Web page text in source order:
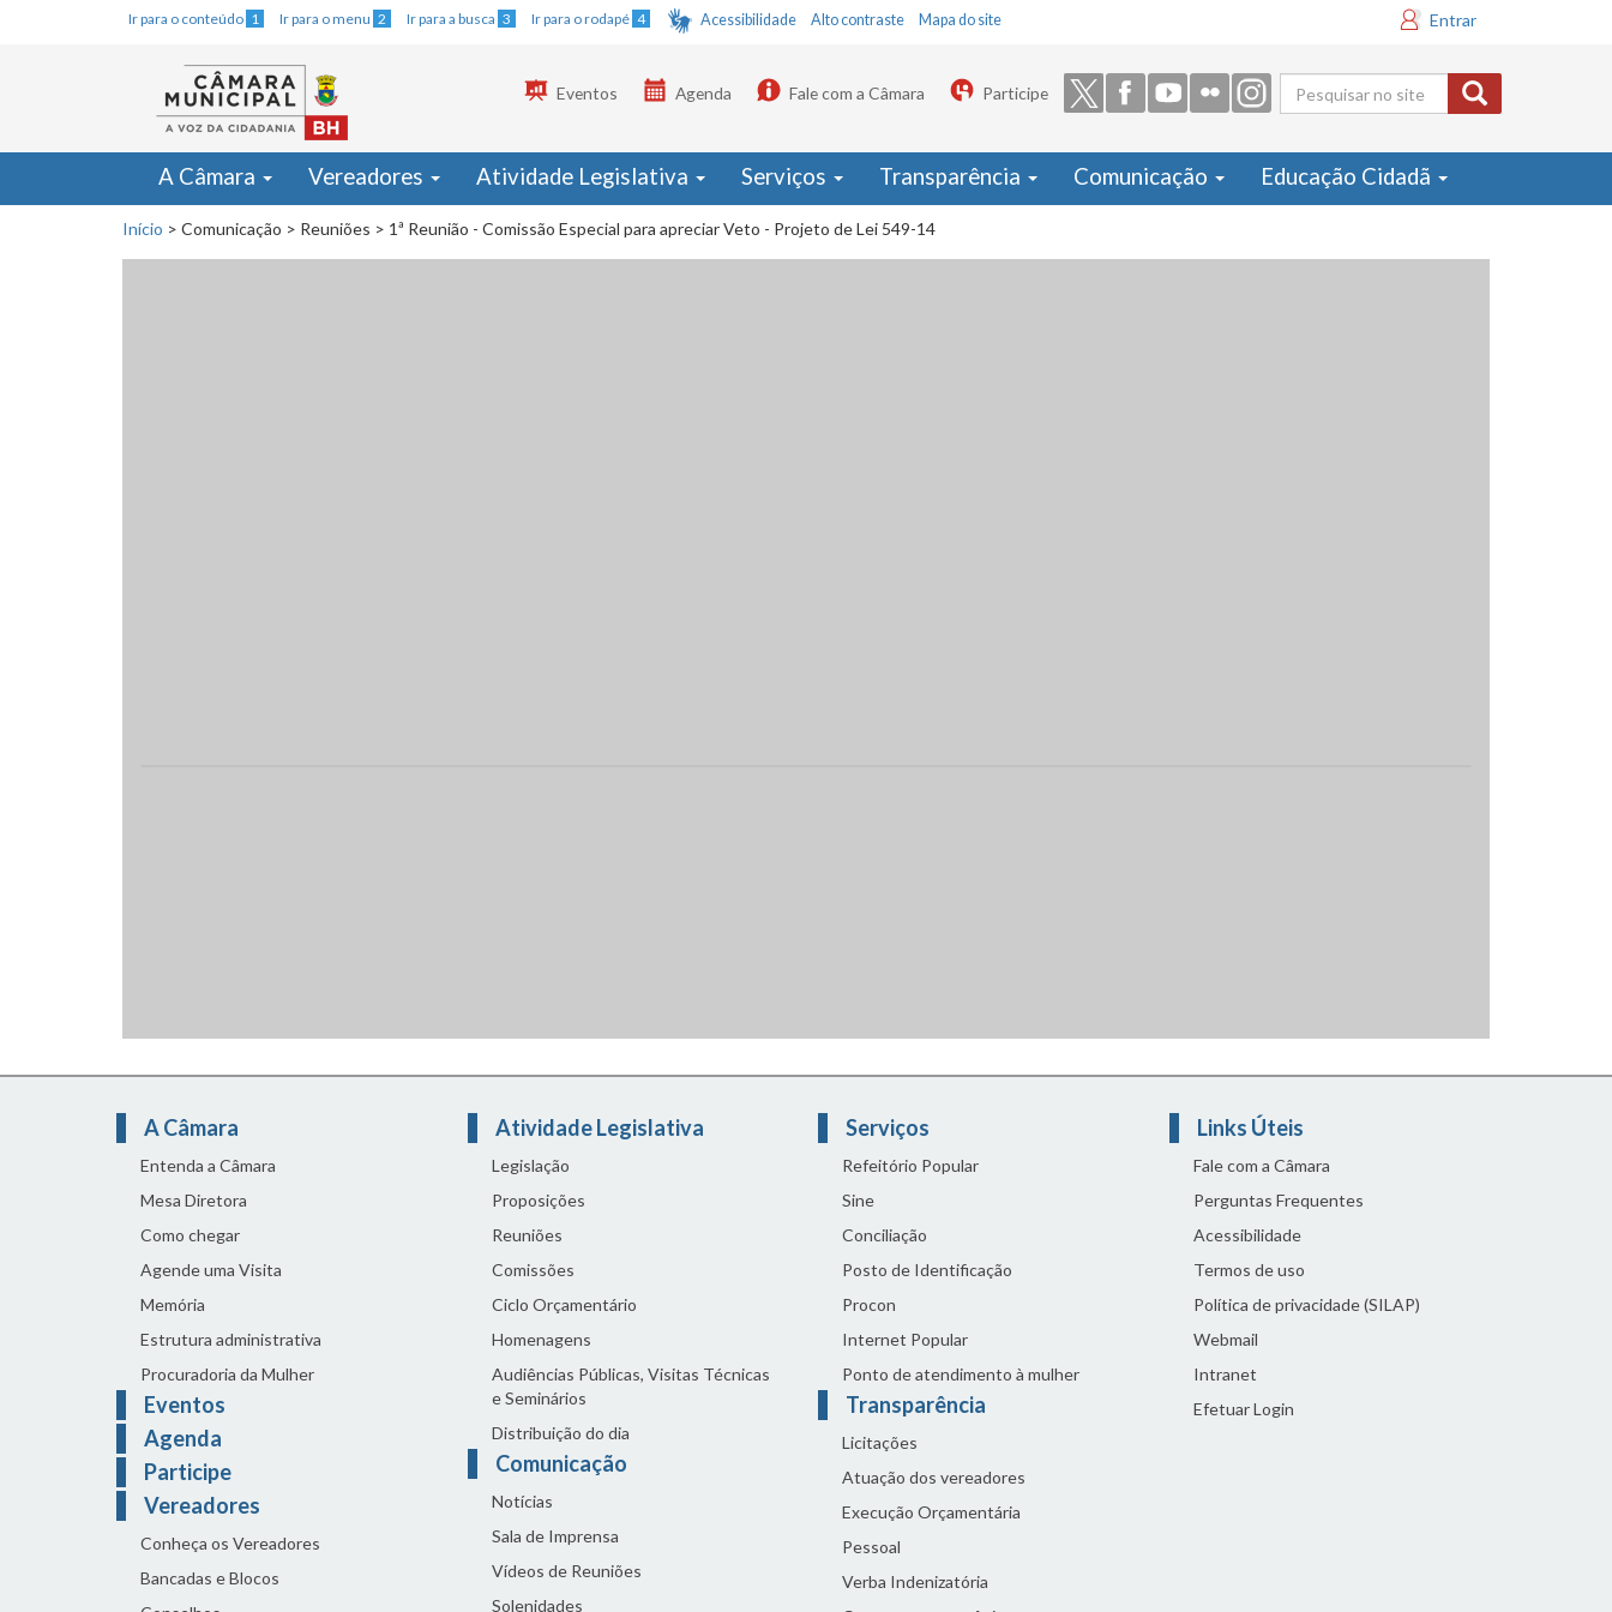
Ir para o conteúdo 1 Ir para o menu 2 Ir para a busca 3 Ir para o rodapé 4 Acessibilidade Alto contraste Mapa do site Entrar
Formulário
de busca
Eventos Agenda Fale com a Câmara Participe
A Câmara Vereadores Atividade Legislativa Serviços Transparência Comunicação Educação Cidadã
Início > Comunicação > Reuniões > 1ª Reunião - Comissão Especial para apreciar Veto - Projeto de Lei 549-14
A Câmara
Entenda a Câmara
Mesa Diretora
Como chegar
Agende uma Visita
Memória
Estrutura administrativa
Procuradoria da Mulher
Eventos
Agenda
Participe
Vereadores
Conheça os Vereadores
Bancadas e Blocos
Atividade Legislativa
Legislação
Proposições
Reuniões
Comissões
Ciclo Orçamentário
Homenagens
Audiências Públicas, Visitas Técnicas
e Seminários
Distribuição do dia
Comunicação
Notícias
Sala de Imprensa
Vídeos de Reuniões
Solenidades
Serviços
Refeitório Popular
Sine
Conciliação
Posto de Identificação
Procon
Internet Popular
Ponto de atendimento à mulher
Transparência
Licitações
Atuação dos vereadores
Execução Orçamentária
Pessoal
Verba Indenizatória
Links Úteis
Fale com a Câmara
Perguntas Frequentes
Acessibilidade
Termos de uso
Política de privacidade (SILAP)
Webmail
Intranet
Efetuar Login